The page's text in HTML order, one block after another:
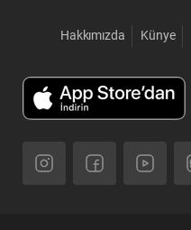
Hakkımızda Künye